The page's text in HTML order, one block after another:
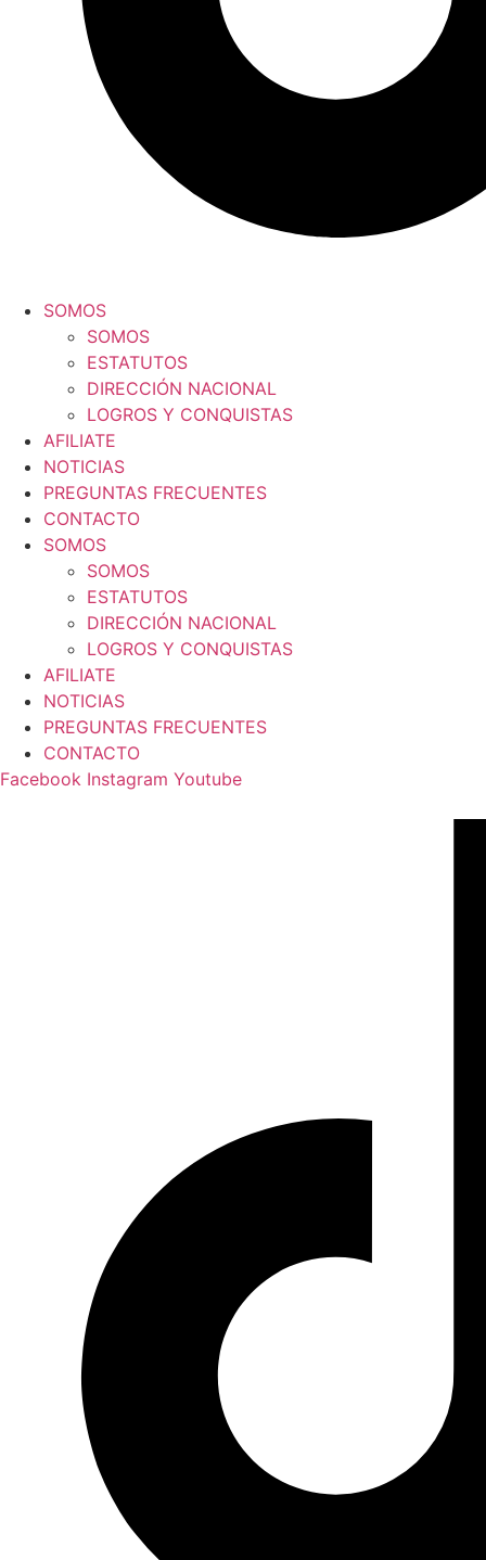
SOMOS
SOMOS
ESTATUTOS
DIRECCIÓN NACIONAL
LOGROS Y CONQUISTAS
AFILIATE
NOTICIAS
PREGUNTAS FRECUENTES
CONTACTO
SOMOS
SOMOS
ESTATUTOS
DIRECCIÓN NACIONAL
LOGROS Y CONQUISTAS
AFILIATE
NOTICIAS
PREGUNTAS FRECUENTES
CONTACTO
Facebook Instagram Youtube